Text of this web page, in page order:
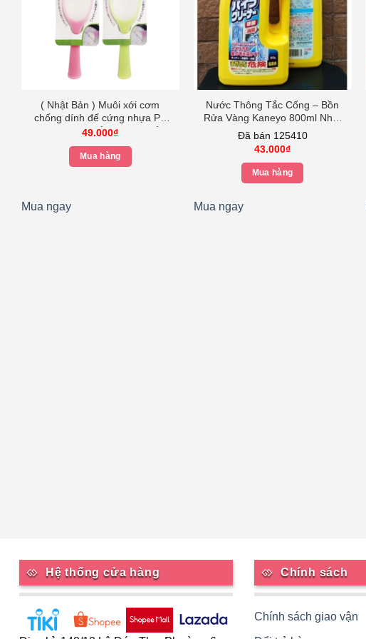
( Nhật Bản ) Muôi xới cơm
chống dính đế cứng nhựa PP
an toàn cao cấp hàng chuẩn
49.000₫
Mua hàng
Mua ngay
Nước Thông Tắc Cống – Bồn
Rửa Vàng Kaneyo 800ml Nhật
Bản
Đã bán 125410
43.000₫
Mua hàng
Mua ngay
Hệ thống cửa hàng Chính sách
Chính sách giao vận